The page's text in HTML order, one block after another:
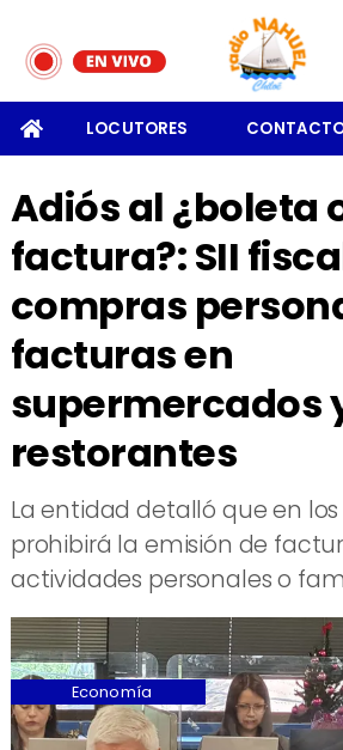
LOCUTORES
Adiós al ¿boleta
factura?: SII
compras
facturas en
supermercados
restorantes
La entidad detalló que en
prohibirá la emisión de
actividades personales o
Economía